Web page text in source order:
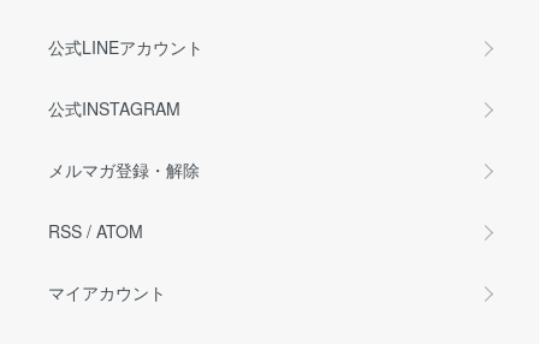
公式LINEアカウント
公式INSTAGRAM
メルマガ登録・解除
RSS / ATOM
マイアカウント